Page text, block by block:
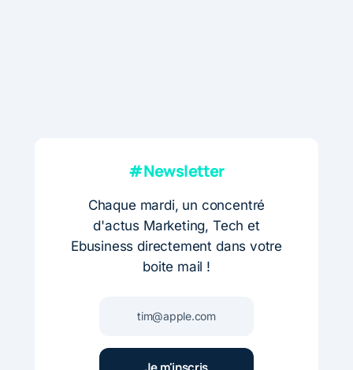
#Newsletter
Chaque mardi, un concentré
d'actus Marketing, Tech et
Ebusiness directement dans votre
boite mail !